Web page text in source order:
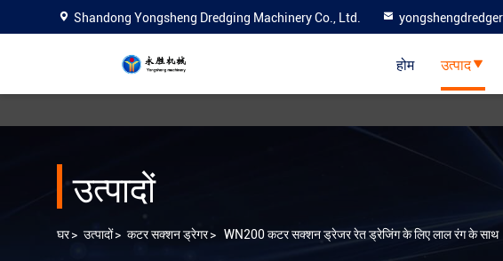
Shandong Yongsheng Dredging Machinery Co., Ltd.
होम उत्पाद
उत्पादों
घर> उत्पादों> कटर सक्शन ड्रेगर> WN200 कटर सक्शन ड्रेजर रेत ड्रेजिंग के लिए लाल रंग के साथ